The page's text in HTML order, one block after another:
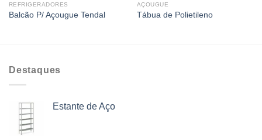
REFRIGERADORES
Balcão P/ Açougue Tendal
AÇOUGUE
Tábua de Polietileno
Destaques
Estante de Aço